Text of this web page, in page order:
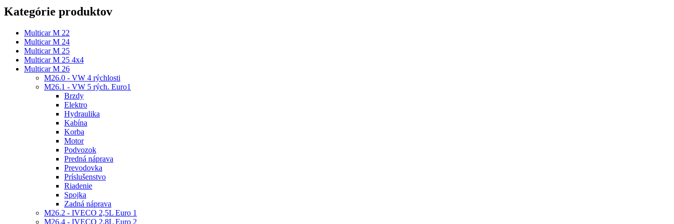
Kategórie produktov
Multicar M 22
Multicar M 24
Multicar M 25
Multicar M 25 4x4
Multicar M 26
M26.0 - VW 4 rýchlosti
M26.1 - VW 5 rých. Euro1
Brzdy
Elektro
Hydraulika
Kabína
Korba
Motor
Podvozok
Predná náprava
Prevodovka
Príslušenstvo
Riadenie
Spojka
Zadná náprava
M26.2 - IVECO 2,5L Euro 1
M26.4 - IVECO 2,8L Euro 2